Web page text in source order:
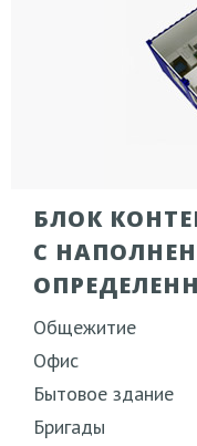
БЛОК
С
Общежитие
Офис
Бытовое здание
Бригады